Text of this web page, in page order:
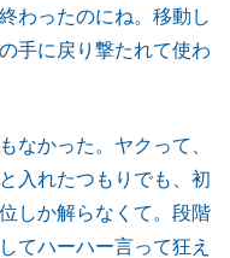
わったのにね。移動し
手に戻り撃たれて使わ
なかった。ヤクって、
入れたつもりでも、初
しか解らなくて。段階
てハーハー言って狂え